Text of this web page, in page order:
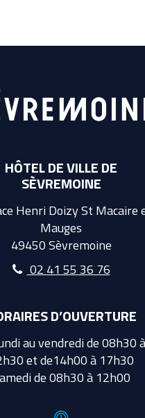
HÔTEL DE VILLE DE
SÈVREMOINE
Henri Doizy St Macaire
Mauges
49450 Sèvremoine
02 41 55 36 76
D’OUVERTURE
au vendredi de 08h30 à
et de14h00 à 17h30
de 08h30 à 12h00